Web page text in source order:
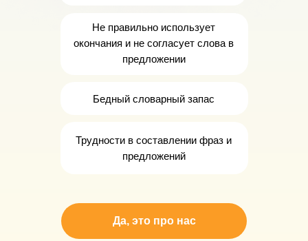
Трудности в составлении фраз и
предложений
Бедный словарный запас
Не правильно использует
окончания и не согласует слова в
предложении
Да, это про нас